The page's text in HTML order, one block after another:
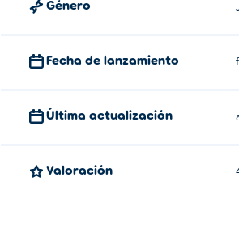
Grass Knight se puede jugar en tu
Género
Fecha de lanzamiento
Última actualización
Valoración